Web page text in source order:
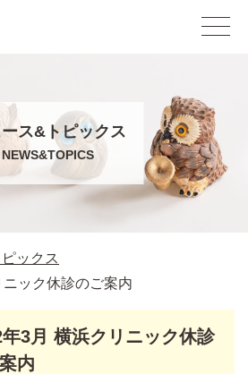
ス&トピックス
NEWS&TOPICS
ックス
ック休診のご案内
3月 横浜クリニック休診
内